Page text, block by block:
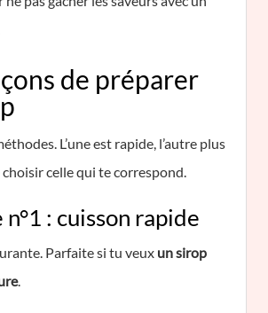
de préparer
L’une est rapide, l’autre plus
celle qui te correspond.
: cuisson rapide
Parfaite si tu veux un sirop
.